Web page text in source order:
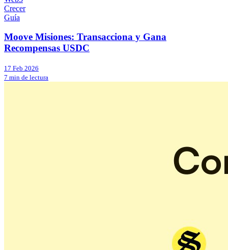
Crecer
Guía
Moove Misiones: Transacciona y Gana
Recompensas USDC
17 Feb 2026
7 min de lectura